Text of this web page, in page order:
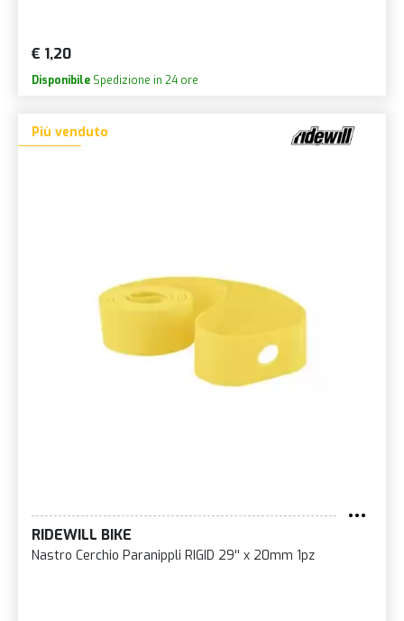
€ 1,20
Disponibile Spedizione in 24 ore
Più venduto
RIDEWILL BIKE
Nastro Cerchio Paranippli RIGID 29'' x 20mm 1pz